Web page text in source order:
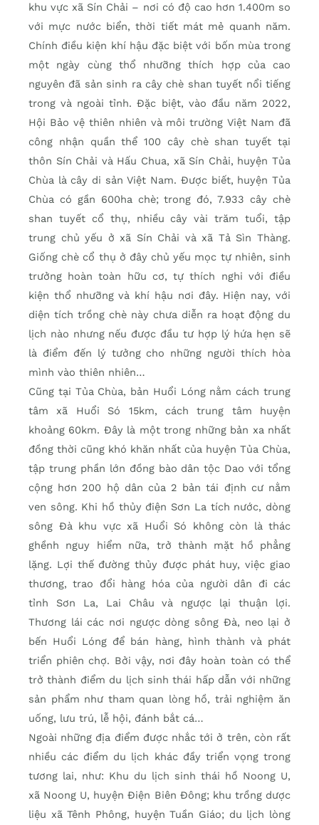
khu vực xã Sín Chải – nơi có độ cao hơn 1.400m so
với mực nước biển, thời tiết mát mẻ quanh năm.
Chính điều kiện khí hậu đặc biệt với bốn mùa trong
một ngày cùng thổ nhưỡng thích hợp của cao
nguyên đã sản sinh ra cây chè shan tuyết nổi tiếng
trong và ngoài tỉnh. Ðặc biệt, vào đầu năm 2022,
Hội Bảo vệ thiên nhiên và môi trường Việt Nam đã
công nhận quần thể 100 cây chè shan tuyết tại
thôn Sín Chải và Hấu Chua, xã Sín Chải, huyện Tủa
Chùa là cây di sản Việt Nam. Ðược biết, huyện Tủa
Chùa có gần 600ha chè; trong đó, 7.933 cây chè
shan tuyết cổ thụ, nhiều cây vài trăm tuổi, tập
trung chủ yếu ở xã Sín Chải và xã Tả Sìn Thàng.
Giống chè cổ thụ ở đây chủ yếu mọc tự nhiên, sinh
trưởng hoàn toàn hữu cơ, tự thích nghi với điều
kiện thổ nhưỡng và khí hậu nơi đây. Hiện nay, với
diện tích trồng chè này chưa diễn ra hoạt động du
lịch nào nhưng nếu được đầu tư hợp lý hứa hẹn sẽ
là điểm đến lý tưởng cho những người thích hòa
mình vào thiên nhiên…
Cũng tại Tủa Chùa, bản Huổi Lóng nằm cách trung
tâm xã Huổi Só 15km, cách trung tâm huyện
khoảng 60km. Ðây là một trong những bản xa nhất
đồng thời cũng khó khăn nhất của huyện Tủa Chùa,
tập trung phần lớn đồng bào dân tộc Dao với tổng
cộng hơn 200 hộ dân của 2 bản tái định cư nằm
ven sông. Khi hồ thủy điện Sơn La tích nước, dòng
sông Ðà khu vực xã Huổi Só không còn là thác
ghềnh nguy hiểm nữa, trở thành mặt hồ phẳng
lặng. Lợi thế đường thủy được phát huy, việc giao
thương, trao đổi hàng hóa của người dân đi các
tỉnh Sơn La, Lai Châu và ngược lại thuận lợi.
Thương lái các nơi ngược dòng sông Ðà, neo lại ở
bến Huổi Lóng để bán hàng, hình thành và phát
triển phiên chợ. Bởi vậy, nơi đây hoàn toàn có thể
trở thành điểm du lịch sinh thái hấp dẫn với những
sản phẩm như tham quan lòng hồ, trải nghiệm ăn
uống, lưu trú, lễ hội, đánh bắt cá…
Ngoài những địa điểm được nhắc tới ở trên, còn rất
nhiều các điểm du lịch khác đầy triển vọng trong
tương lai, như: Khu du lịch sinh thái hồ Noong U,
xã Noong U, huyện Ðiện Biên Ðông; khu trồng dược
liệu xã Tênh Phông, huyện Tuần Giáo; du lịch lòng